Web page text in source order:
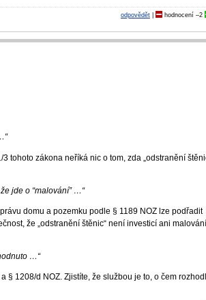
odpovědět| hodnocení –2
tohoto zákona neříká nic o tom, zda „odstranění
jde o “malování” …“
domu a pozemku podle § 1189 NOZ lze podřadit
že „odstranění štěnic“ není investicí ani
…“
§ 1208/d NOZ. Zjistíte, že službou je to, o čem